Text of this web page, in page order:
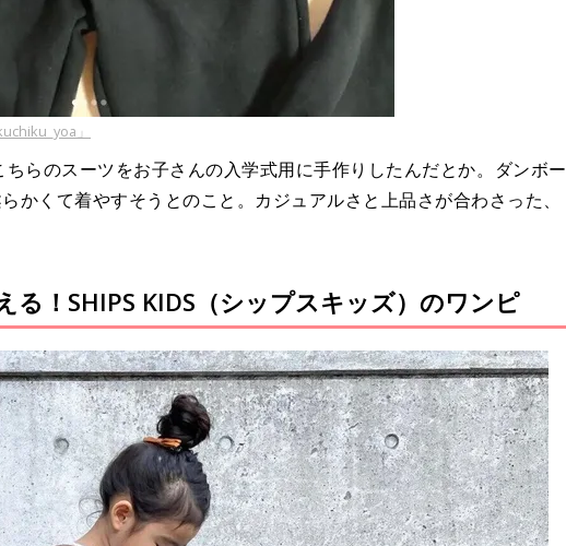
」
らのスーツをお子さんの入学式用に手作りしたんだとか。⁡ダンボー
かくて着やすそうとのこと。カジュアルさと上品さが合わさった、
る！SHIPS KIDS（シップスキッズ）のワンピ